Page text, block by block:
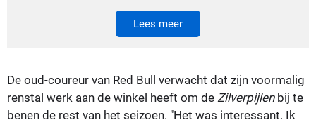
Lees meer
De oud-coureur van Red Bull verwacht dat zijn voormalig
renstal werk aan de winkel heeft om de Zilverpijlenbij te
benen de rest van het seizoen. "Het was interessant. Ik